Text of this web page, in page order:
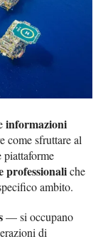
informazioni
come sfruttare al
piattaforme
professionaliche
ambito.
— si occupano
di